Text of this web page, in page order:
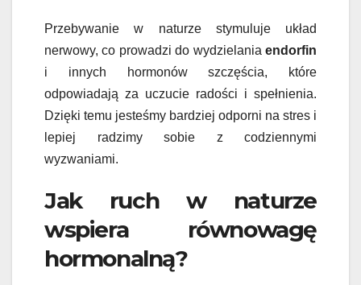
Przebywanie w naturze stymuluje układ
nerwowy, co prowadzi do wydzielania endorfin
i innych hormonów szczęścia, które
odpowiadają za uczucie radości i spełnienia.
Dzięki temu jesteśmy bardziej odporni na stres i
lepiej radzimy sobie z codziennymi
wyzwaniami.
Jak ruch w naturze
wspiera równowagę
hormonalną?